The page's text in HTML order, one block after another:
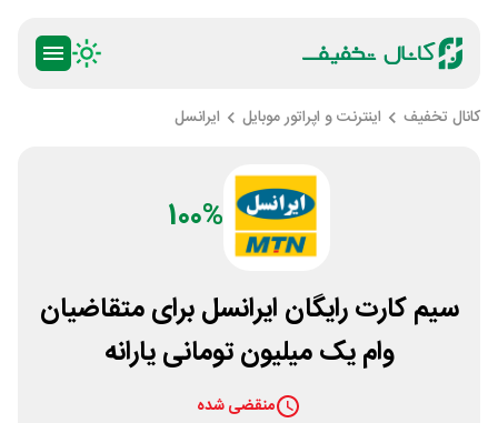
کانال تخفیف اینترنت و اپراتور موبایل ایرانسل
100%
سیم کارت رایگان ایرانسل برای متقاضیان
وام یک میلیون تومانی یارانه
منقضی شده